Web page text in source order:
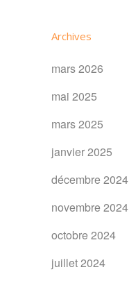
Archives
mars 2026
mai 2025
mars 2025
janvier 2025
décembre 2024
novembre 2024
octobre 2024
juillet 2024